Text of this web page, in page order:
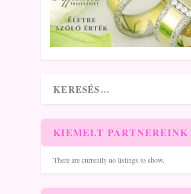
KIEMELT PARTNEREINK
There are currently no listings to show.